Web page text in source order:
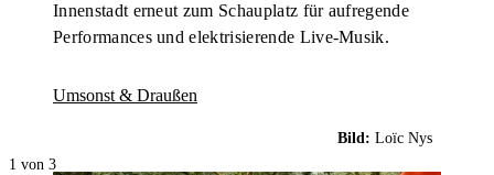
Innenstadt erneut zum Schauplatz für aufregende
Performances und elektrisierende Live-Musik.
Umsonst & Draußen
Bild: Loïc Nys
1 von 3